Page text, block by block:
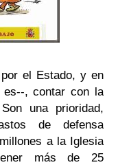
el Estado, y en
, contar con la
una prioridad,
de defensa
a la Iglesia
más de 25